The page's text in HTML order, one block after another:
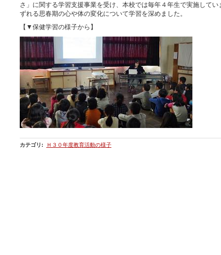
さ」に関する学習支援事業を受け、本校では毎年４年生で実施して
ずれる思春期の心や体の変化について学習を深めました。
【▼保健学習の様子から】
カテゴリ : Ｈ３０年度教育活動の様子